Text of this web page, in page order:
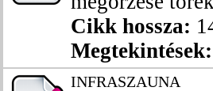
Cikk hossza:
Megtekintések:
INFRASZAUNA